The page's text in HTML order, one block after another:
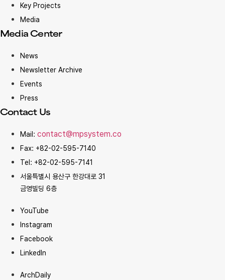
Key Projects
Media
Media Center
News
Newsletter Archive
Events
Press
Contact Us
Mail: contact@mpsystem.co
Fax: +82-02-595-7140
Tel: +82-02-595-7141
서울특별시 용산구 한강대로 31
금영빌딩 6층
YouTube
Instagram
Facebook
LinkedIn
ArchDaily